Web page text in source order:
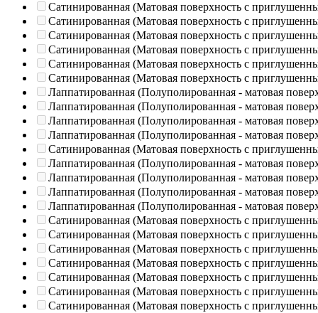
Сатинированная (Матовая поверхность с
Сатинированная (Матовая поверхность с
Сатинированная (Матовая поверхность с
Сатинированная (Матовая поверхность с
Сатинированная (Матовая поверхность с
Сатинированная (Матовая поверхность с
Лаппатированная (Полуполированная - матовая
Лаппатированная (Полуполированная - матовая
Лаппатированная (Полуполированная - матовая
Лаппатированная (Полуполированная - матовая
Сатинированная (Матовая поверхность с
Лаппатированная (Полуполированная - матовая
Лаппатированная (Полуполированная - матовая
Лаппатированная (Полуполированная - матовая
Лаппатированная (Полуполированная - матовая
Сатинированная (Матовая поверхность с
Сатинированная (Матовая поверхность с
Сатинированная (Матовая поверхность с
Сатинированная (Матовая поверхность с
Сатинированная (Матовая поверхность с
Сатинированная (Матовая поверхность с
Сатинированная (Матовая поверхность с